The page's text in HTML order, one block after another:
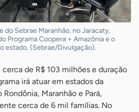
do Sebrae Maranhão, no Jaracaty,
Programa Coopera + Amazônia e o
estado. (Sebrae/Divulgação).
de R$ 103 milhões e duração
irá atuar em estados da
Maranhão e Pará,
cerca de 6 mil famílias. No